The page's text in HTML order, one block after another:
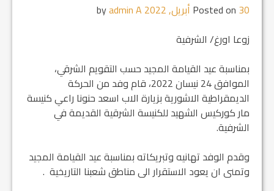
Posted on 30 أبريل, 2022
admin A
زوعا اورغ/ الشرفية
بمناسبة عيد القيامة المجيد حسب التقويم الشرقي،
الموافق 24 نيسان 2022، قام وفد من الحركة
الديمقراطية الاشورية بزيارة الاب اسعد حنونا راعي كنيسة
مار كوركيس الشهيد للكنيسة الشرقية القديمة في
الشرفية.
وقدم الوفد تهانيه وتبريكاته بمناسبة عيد القيامة المجيد
وتمنى ان يعود الاستقرار الى مناطق شعبنا التاريخية .